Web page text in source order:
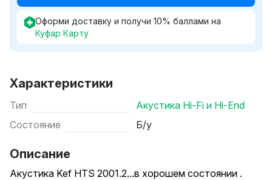
Оформи доставку и получи 10% баллами на
Куфар Карту
Характеристики
Тип
Акустика Hi-Fi и Hi-End
Состояние
Б/у
Описание
Акустика Kef HTS 2001.2...в хорошем состоянии .